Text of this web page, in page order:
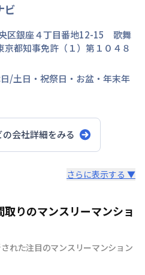
ビ
区銀座４丁目番地12-15 歌舞
京都知事免許（１）第１０４８
/土日・祝祭日・お盆・年末年
の会社詳細をみる
。入居者様の住み心地と健康
厳選！入居者満足度97％！
さらに表示する ▼
りのマンスリーマンショ
れた注目のマンスリーマンション